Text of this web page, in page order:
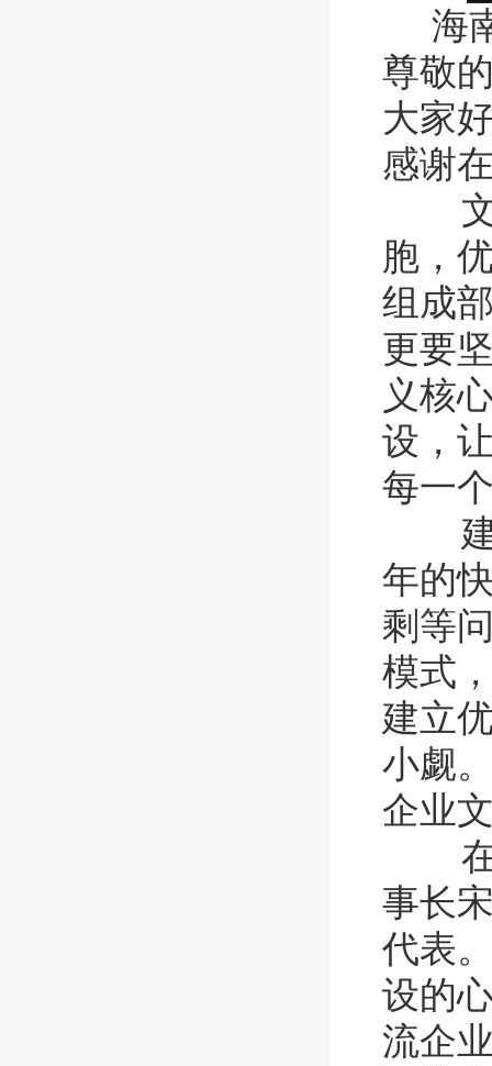
海
尊敬
大家
感谢
文化
胞，
组成
更要
义核
设，
每一
建材
年的
剩等
模式
建立
小觑
企业
在这
事长
代表
设的
流企